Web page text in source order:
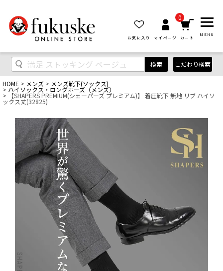
お気に入り マイページ
0
カート
MENU
検索 こだわり検索
HOME メンズ メンズ靴下(ソックス)
ハイソックス・ロングホーズ（メンズ）
【SHAPERS PREMIUM(シェーパーズ プレミアム)】 着圧靴下 無地 リブ ハイソ
ックス丈(32825)